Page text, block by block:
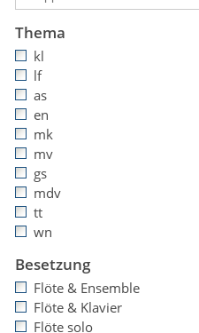
Thema
kl
lf
as
en
mk
mv
gs
mdv
tt
wn
Besetzung
Flöte & Ensemble
Flöte & Klavier
Flöte solo